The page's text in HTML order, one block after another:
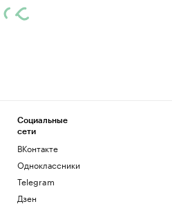
Социальные
сети
ВКонтакте
Одноклассники
Telegram
Дзен